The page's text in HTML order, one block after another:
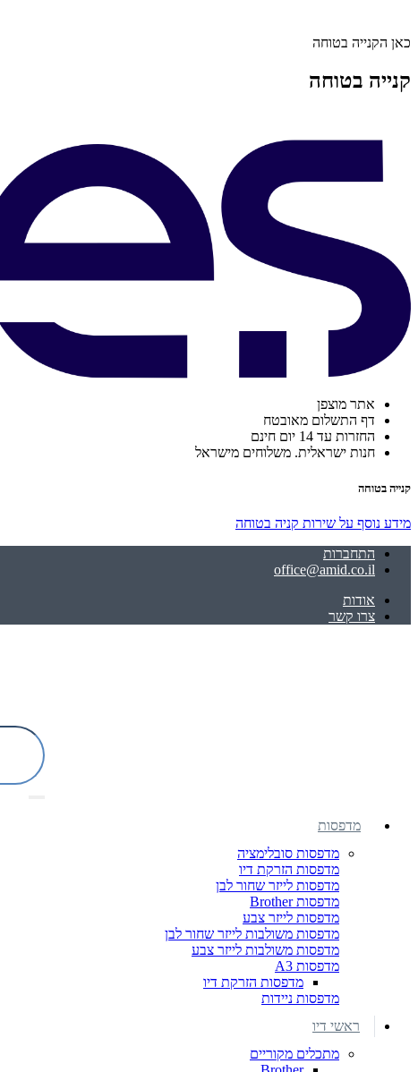
כאן הקנייה בטוחה
קנייה בטוחה
אתר מוצפן
דף התשלום מאובטח
החזרות עד 14 יום חינם
חנות ישראלית. משלוחים מישראל
קנייה בטוחה
מידע נוסף על שירות קניה בטוחה
התחברות
office@amid.co.il
אודות
צרו קשר
מדפסות
מדפסות סובלימציה
מדפסות הזרקת דיו
מדפסות לייזר שחור לבן
מדפסות Brother
מדפסות לייזר צבע
מדפסות משולבות לייזר שחור לבן
מדפסות משולבות לייזר צבע
מדפסות A3
מדפסות הזרקת דיו
מדפסות ניידות
ראשי דיו
מתכלים מקוריים